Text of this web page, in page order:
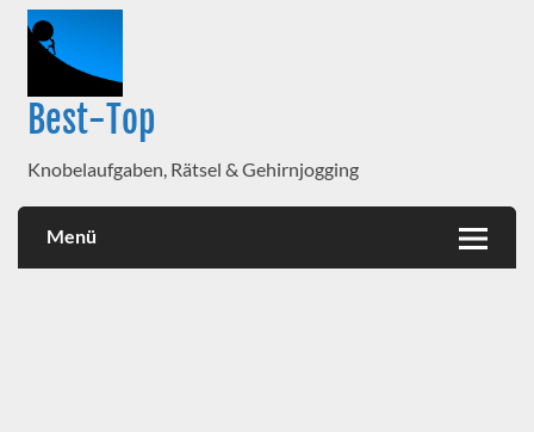
Best-Top
Knobelaufgaben, Rätsel & Gehirnjogging
Menü